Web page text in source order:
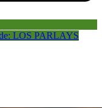
LOS PARLAYS